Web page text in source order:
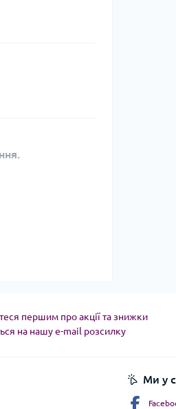
першим про акції та знижки
на нашу e-mail розсилку
Ми у